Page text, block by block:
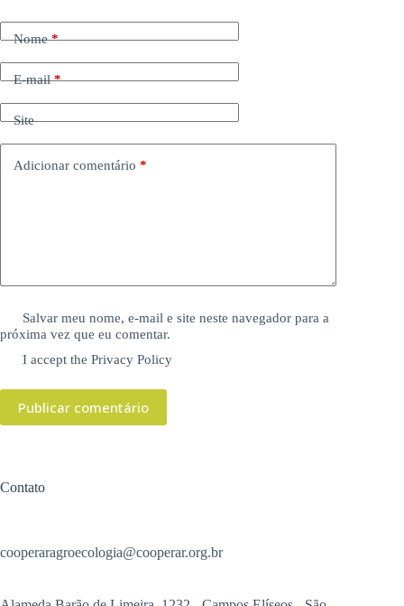
Nome*
E-mail*
Site
Adicionar comentário *
Salvar meu nome, e-mail e site neste navegador para a
próxima vez que eu comentar.
I accept thePrivacy Policy
Publicar comentário
Contato
cooperaragroecologia@cooperar.org.br